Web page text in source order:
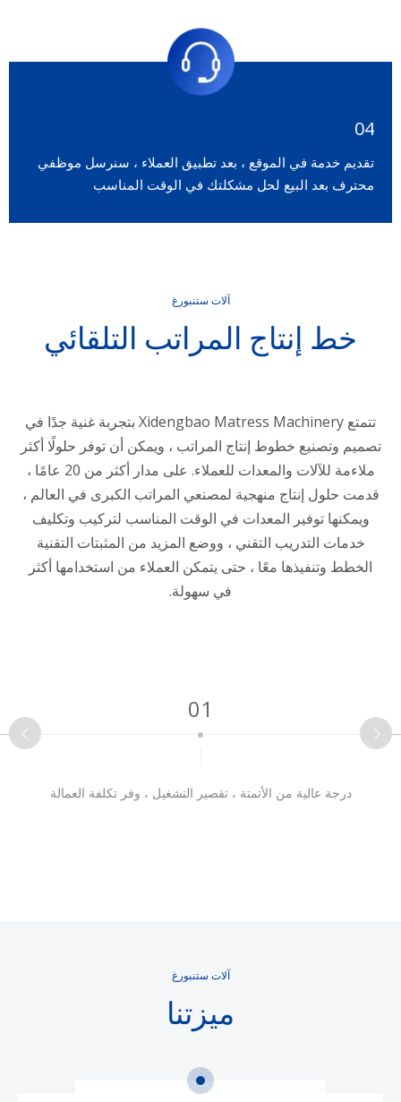
04
تقديم خدمة في الموقع ، بعد تطبيق العملاء ، سنرسل موظفي
محترف بعد البيع لحل مشكلتك في الوقت المناسب
آلات ستنبورغ
خط إنتاج المراتب التلقائي
تتمتع Xidengbao Matress Machinery بتجربة غنية جدًا في
تصميم وتصنيع خطوط إنتاج المراتب ، ويمكن أن توفر حلولًا أكثر
ملاءمة للآلات والمعدات للعملاء. على مدار أكثر من 20 عامًا ،
قدمت حلول إنتاج منهجية لمصنعي المراتب الكبرى في العالم ،
ويمكنها توفير المعدات في الوقت المناسب لتركيب وتكليف
خدمات التدريب التقني ، ووضع المزيد من المثبتات التقنية
الخطط وتنفيذها معًا ، حتى يتمكن العملاء من استخدامها أكثر
في سهولة.
01
درجة عالية من الأتمتة ، تقصير التشغيل ، وفر تكلفة العمالة
آلات ستنبورغ
ميزتنا